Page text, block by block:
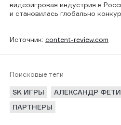
видеоигровая индустрия в
и становилась глобально
Источник: content-review.com
Поисковые теги
SK ИГРЫ
АЛЕКСАНДР
ПАРТНЕРЫ